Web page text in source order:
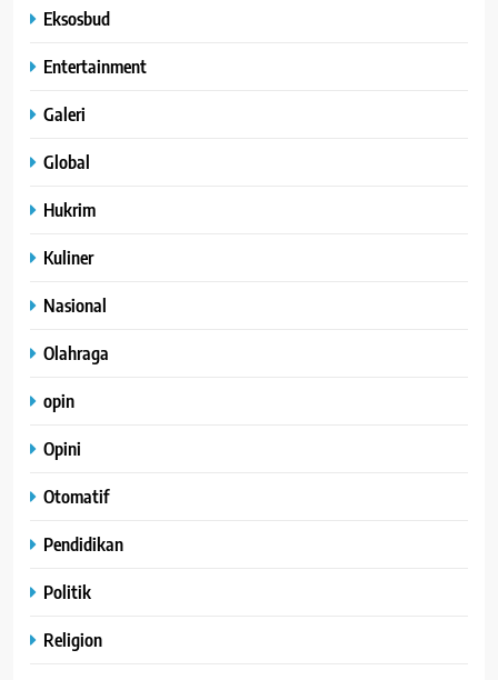
Eksosbud
Entertainment
Galeri
Global
Hukrim
Kuliner
Nasional
Olahraga
opin
Opini
Otomatif
Pendidikan
Politik
Religion